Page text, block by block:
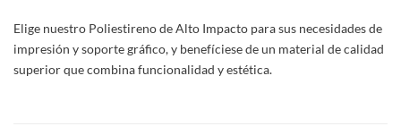
Elige nuestro Poliestireno de Alto Impacto para sus necesidades de
impresión y soporte gráfico, y benefíciese de un material de calidad
superior que combina funcionalidad y estética.